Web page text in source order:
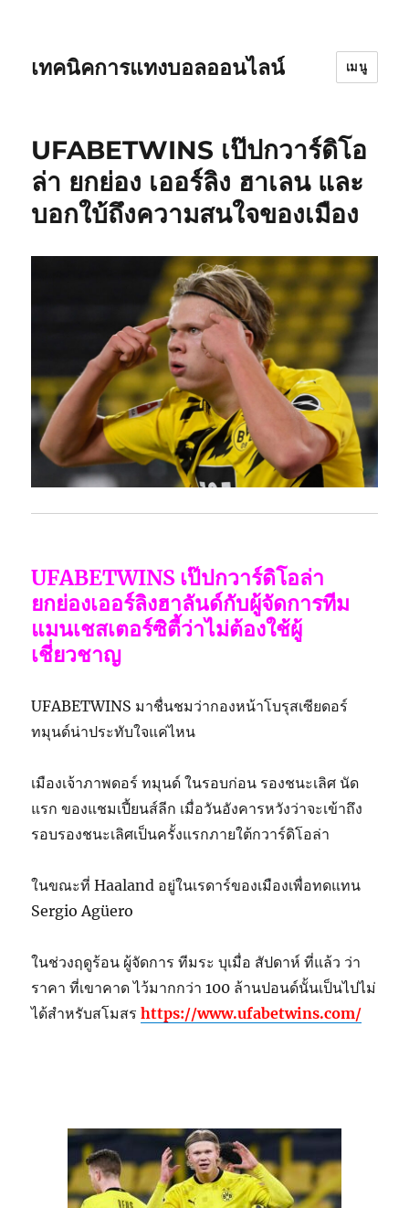
เทคนิคการแทงบอลออนไลน์ เมนู
UFABETWINS เป๊ปกวาร์ดิโอ
ล่า ยกย่อง เออร์ลิง ฮาเลน และ
บอกใบ้ถึงความสนใจของเมือง
UFABETWINS เป๊ปกวาร์ดิโอล่า
ยกย่องเออร์ลิงฮาลันด์กับผู้จัดการทีม
แมนเชสเตอร์ซิตี้ว่าไม่ต้องใช้ผู้
เชี่ยวชาญ
UFABETWINS มาชื่นชมว่ากองหน้าโบรุสเซียดอร์
ทมุนด์น่าประทับใจแค่ไหน
เมืองเจ้าภาพดอร์ ทมุนด์ ในรอบก่อน รองชนะเลิศ นัด
แรก ของแชมเปี้ยนส์ลีก เมื่อวันอังคารหวังว่าจะเข้าถึง
รอบรองชนะเลิศเป็นครั้งแรกภายใต้กวาร์ดิโอล่า
ในขณะที่ Haaland อยู่ในเรดาร์ของเมืองเพื่อทดแทน
Sergio Agüero
ในช่วงฤดูร้อน ผู้จัดการ ทีมระ บุเมื่อ สัปดาห์ ที่แล้ว ว่า
ราคา ที่เขาคาด ไว้มากกว่า 100 ล้านปอนด์นั้นเป็นไปไม่
ได้สำหรับสโมสรhttps://www.ufabetwins.com/